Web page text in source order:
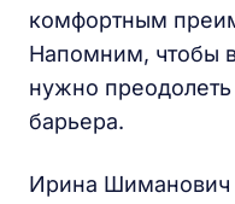
комфортным
Напомним, чтобы
нужно
барьера.
Ирина Шиманович